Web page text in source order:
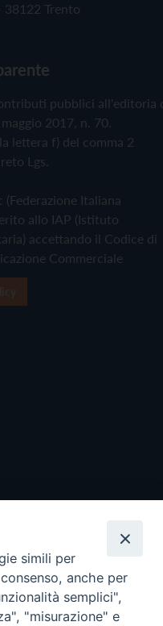
38122 Trento
pubblici all'editoria
2017, n. 70.
lettera f) del comma 2
Lgs.
Italiana
allo IAP (Istituto
accettando il Codice di
Commerciale
simili per
anche per
semplici",
"misurazione" e